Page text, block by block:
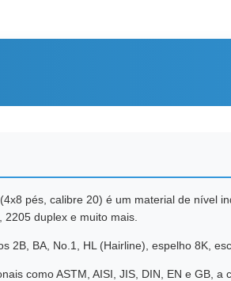
pés, calibre 20) é um material de nível
duplex e muito mais.
2B, BA, No.1, HL (Hairline), espelho 8K,
como ASTM, AISI, JIS, DIN, EN e GB,